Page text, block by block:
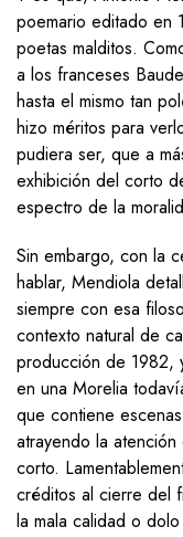
poemario editado en
poetas malditos.
a los franceses
hasta el mismo tan
hizo méritos para
pudiera ser, que a
exhibición del corto
espectro de la
Sin embargo, con la
hablar, Mendiola
siempre con esa
contexto natural de
producción de 1982,
en una Morelia
que contiene
atrayendo la
corto.
créditos al cierre del
la mala calidad o